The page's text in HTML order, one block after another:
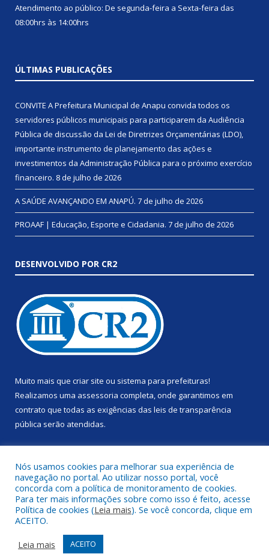
Atendimento ao público: De segunda-feira a Sexta-feira das
08:00hrs às 14:00hrs
ÚLTIMAS PUBLICAÇÕES
CONVITE A Prefeitura Municipal de Anapu convida todos os
servidores públicos municipais para participarem da Audiência
Pública de discussão da Lei de Diretrizes Orçamentárias (LDO),
importante instrumento de planejamento das ações e
investimentos da Administração Pública para o próximo exercício
financeiro. 8 de julho de 2026
A SAÚDE AVANÇANDO EM ANAPÚ. 7 de julho de 2026
PROAAF | Educação, Esporte e Cidadania. 7 de julho de 2026
DESENVOLVIDO POR CR2
Muito mais que criar site ou sistema para prefeituras!
Realizamos uma assessoria completa, onde garantimos em
contrato que todas as exigências das leis de transparência
pública serão atendidas.
Todos os direitos reservados a Prefeitura Municipal de Anapu.
Mapa do Site
Acessar Área Administrativa
Nós usamos cookies para melhorar sua experiência de
navegação no portal. Ao utilizar nosso portal, você
concorda com a política de monitoramento de cookies.
Para ter mais informações sobre como isso é feito, acesse
Política de cookies (Leia mais). Se você concorda, clique em
ACEITO.
Leia mais
ACEITO